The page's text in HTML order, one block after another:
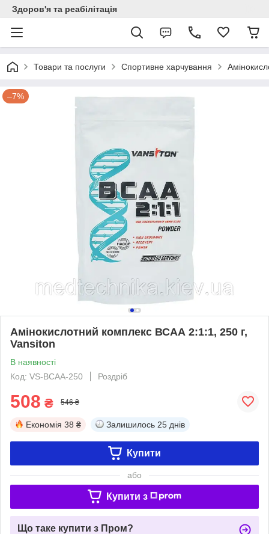
Здоров'я та реабілітація
Товари та послуги Спортивне харчування
–7%
Амінокислотний комплекс ВСАА 2:1:1, 250 г,
Vansiton
В наявності
Код: VS-BCAA-250
Роздріб
508 ₴ 546 ₴
Економія 38 ₴ Залишилось 25 днів
Купити
або
Купити з
Що таке купити з Пром?